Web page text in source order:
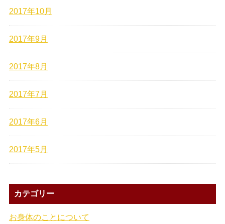
2017年10月
2017年9月
2017年8月
2017年7月
2017年6月
2017年5月
カテゴリー
お身体のことについて